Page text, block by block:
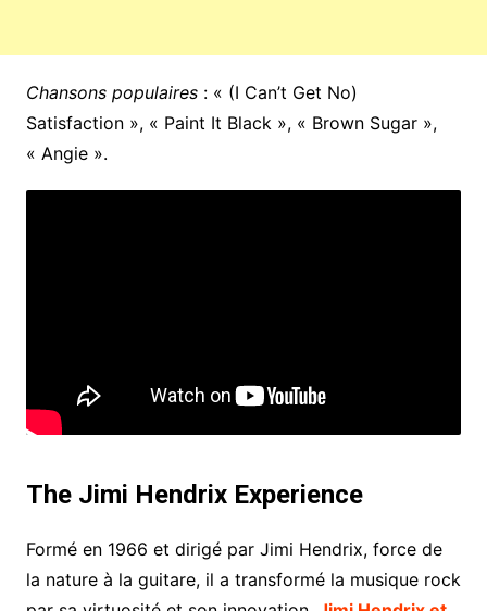
Chansons populaires: « (I Can’t Get No)
Satisfaction », « Paint It Black », « Brown Sugar »,
« Angie ».
The Jimi Hendrix Experience
Formé en 1966 et dirigé par Jimi Hendrix, force de
la nature à la guitare, il a transformé la musique rock